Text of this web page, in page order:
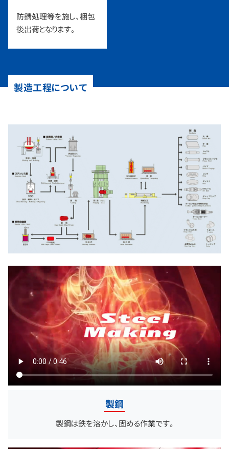
防錆処理等を施し、梱包
後出荷となります。
製造工程について
製鋼
製鋼は鉄を溶かし、固める作業です。